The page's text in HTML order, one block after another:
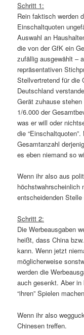
Schritt 1:
Rein faktisch werden
Einschaltquoten
Auswahl an
die von der GfK ein
zufällig ausgewählt –
repräsentativen
Stellvertretend für die
Deutschland
Gerät zuhause
1/6.000 der
was er will oder
die
Gesamtanzahl
es eben niemand so
Wenn ihr also aus
höchstwahrscheinlich
entscheidenden
Schritt 2:
Die Werbeausgaben
heißt, dass China
kann. Wenn jetzt
möglicherweise
werden die
auch gesenkt. Aber
“ihren” Spielen
Wenn ihr also
Chinesen treffen.